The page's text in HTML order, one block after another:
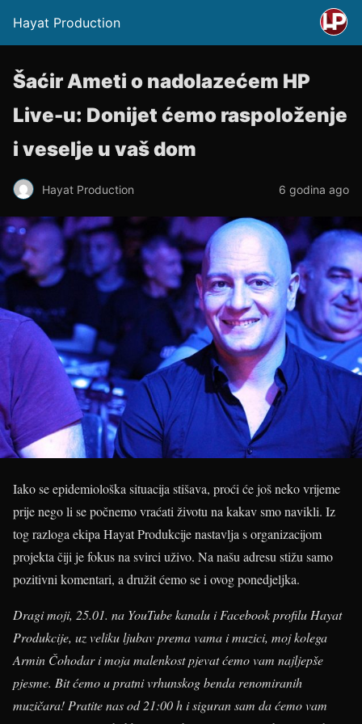
Hayat Production
Šaćir Ameti o nadolazećem HP
Live-u: Donijet ćemo raspoloženje
i veselje u vaš dom
Hayat Production 6 godina ago
Iako se epidemiološka situacija stišava, proći će još neko vrijeme
prije nego li se počnemo vraćati životu na kakav smo navikli. Iz
tog razloga ekipa Hayat Produkcije nastavlja s organizacijom
projekta čiji je fokus na svirci uživo. Na našu adresu stižu samo
pozitivni komentari, a družit ćemo se i ovog ponedjeljka.
Dragi moji, 25.01. na YouTube kanalu i Facebook profilu Hayat
Produkcije, uz veliku ljubav prema vama i muzici, moj kolega
Armin Čohodar i moja malenkost pjevat ćemo vam najljepše
pjesme. Bit ćemo u pratni vrhunskog benda renomiranih
muzičara! Pratite nas od 21:00 h i siguran sam da ćemo vam